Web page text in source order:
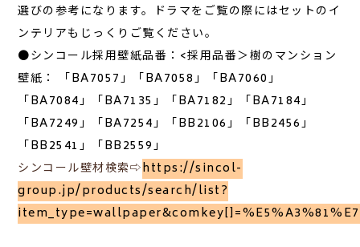
選びの参考になります。ドラマをご覧の際にはセットのイ
ンテリアもじっくりご覧ください。
●シンコール採用壁紙品番： <採用品番＞樹のマンション
壁紙： 「BA7057」「BA7058」「BA7060」
「BA7084」「BA7135」「BA7182」「BA7184」
「BA7249」「BA7254」「BB2106」「BB2456」
「BB2541」「BB2559」
シンコール壁材検索⇨https://sincol-
group.jp/products/search/list?